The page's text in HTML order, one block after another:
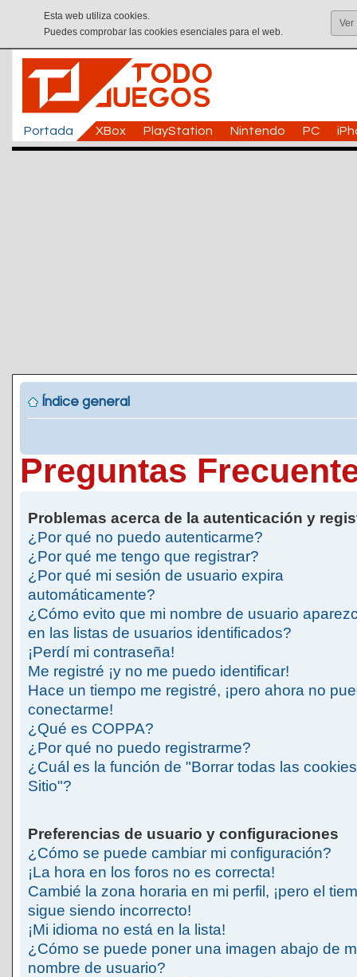
Esta web utiliza cookies.
Puedes comprobar las cookies esenciales para el web.
Ver
Portada XBox PlayStation Nintendo PC
Índice general
Preguntas
Problemas acerca de la autenticación y
¿Por qué no puedo autenticarme?
¿Por qué me tengo que registrar?
¿Por qué mi sesión de usuario expira
automáticamente?
¿Cómo evito que mi nombre de usuario
en las listas de usuarios identificados?
¡Perdí mi contraseña!
Me registré ¡y no me puedo identificar!
Hace un tiempo me registré, ¡pero ahora no
conectarme!
¿Qué es COPPA?
¿Por qué no puedo registrarme?
¿Cuál es la función de "Borrar todas las
Sitio"?
Preferencias de usuario y configuraciones
¿Cómo se puede cambiar mi configuración?
¡La hora en los foros no es correcta!
Cambié la zona horaria en mi perfil, ¡pero el
sigue siendo incorrecto!
¡Mi idioma no está en la lista!
¿Cómo se puede poner una imagen abajo de
nombre de usuario?